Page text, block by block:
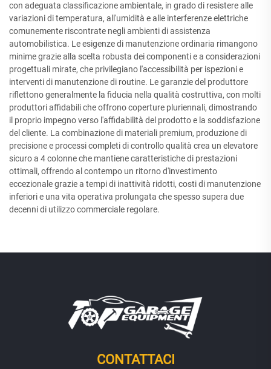
con adeguata classificazione ambientale, in grado di resistere alle
variazioni di temperatura, all'umidità e alle interferenze elettriche
comunemente riscontrate negli ambienti di assistenza
automobilistica. Le esigenze di manutenzione ordinaria rimangono
minime grazie alla scelta robusta dei componenti e a considerazioni
progettuali mirate, che privilegiano l'accessibilità per ispezioni e
interventi di manutenzione di routine. Le garanzie del produttore
riflettono generalmente la fiducia nella qualità costruttiva, con molti
produttori affidabili che offrono coperture pluriennali, dimostrando
il proprio impegno verso l'affidabilità del prodotto e la soddisfazione
del cliente. La combinazione di materiali premium, produzione di
precisione e processi completi di controllo qualità crea un elevatore
sicuro a 4 colonne che mantiene caratteristiche di prestazioni
ottimali, offrendo al contempo un ritorno d'investimento
eccezionale grazie a tempi di inattività ridotti, costi di manutenzione
inferiori e una vita operativa prolungata che spesso supera due
decenni di utilizzo commerciale regolare.
CONTATTACI